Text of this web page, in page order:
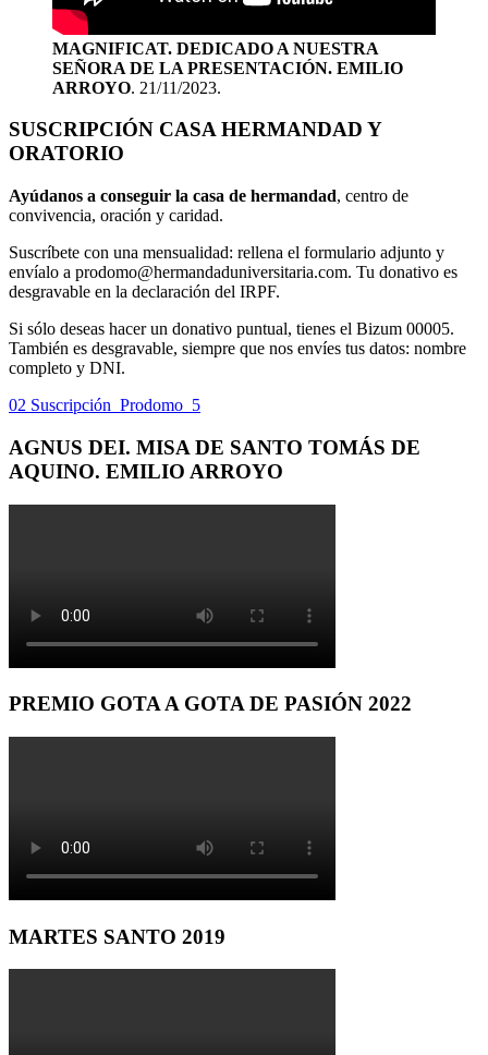
MAGNIFICAT. DEDICADO A NUESTRA
SEÑORA DE LA PRESENTACIÓN. EMILIO
ARROYO. 21/11/2023.
SUSCRIPCIÓN CASA HERMANDAD Y
ORATORIO
Ayúdanos a conseguir la casa de hermandad, centro de
convivencia, oración y caridad.
Suscríbete con una mensualidad: rellena el formulario adjunto y
envíalo a prodomo@hermandaduniversitaria.com. Tu donativo es
desgravable en la declaración del IRPF.
Si sólo deseas hacer un donativo puntual, tienes el Bizum 00005.
También es desgravable, siempre que nos envíes tus datos: nombre
completo y DNI.
02 Suscripción_Prodomo_5
AGNUS DEI. MISA DE SANTO TOMÁS DE
AQUINO. EMILIO ARROYO
PREMIO GOTA A GOTA DE PASIÓN 2022
MARTES SANTO 2019